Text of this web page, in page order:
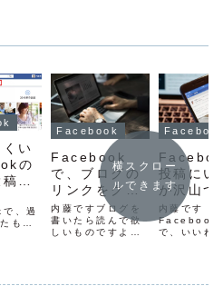
くい
の
を
す
、過
もの
とや
Facebook
Facebook
で、ブログの
リンクをクリ
ックをしても
らうための5
つの注意点
内藤ですブログを
書いたら読んで欲
しいものですよ
投稿にい
が沢山つ
も売れな
つの理由
内藤です
Facebook
で、いいね
横スクロー
ルできます